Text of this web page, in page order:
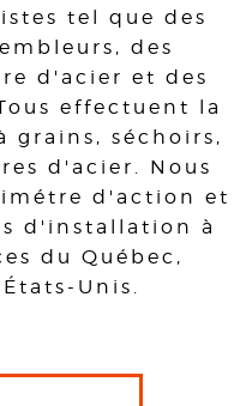
tel que des
des
d'acier et des
effectuent la
grains, séchoirs,
d'acier. Nous
d'action et
d'installation à
du Québec,
Unis.